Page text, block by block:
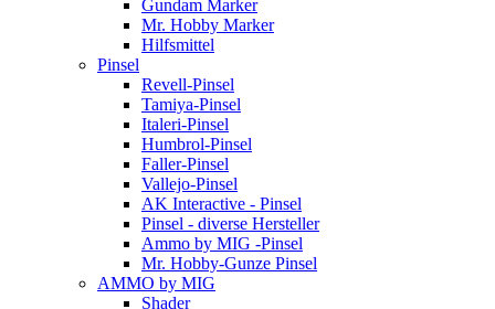
Gundam Marker
Mr. Hobby Marker
Hilfsmittel
Pinsel
Revell-Pinsel
Tamiya-Pinsel
Italeri-Pinsel
Humbrol-Pinsel
Faller-Pinsel
Vallejo-Pinsel
AK Interactive - Pinsel
Pinsel - diverse Hersteller
Ammo by MIG -Pinsel
Mr. Hobby-Gunze Pinsel
AMMO by MIG
Shader